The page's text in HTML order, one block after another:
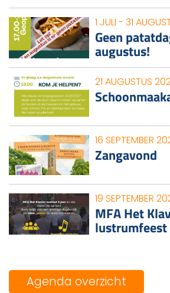
1 JULI - 31
Geen
augustus!
21 AUGUSTUS
16 SEPTEMBER
Zangavond
19 SEPTEMBER
MFA Het
lustrumfeest
Agenda overzicht